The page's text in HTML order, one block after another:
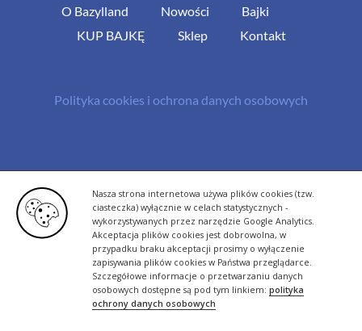
Nasza strona internetowa używa plików cookies (tzw.
ciasteczka) wyłącznie w celach statystycznych -
wykorzystywanych przez narzędzie Google Analytics.
Akceptacja plików cookies jest dobrowolna, w
przypadku braku akceptacji prosimy o wyłączenie
zapisywania plików cookies w Państwa przeglądarce.
Szczegółowe informacje o przetwarzaniu danych
osobowych dostępne są pod tym linkiem: polityka
ochrony danych osobowych
O Bazylland Nowości
Bajki
KUP BAJKĘ
Sklep Kontakt
Polityka cookies i ochrona danych osobowych
rutyna.pl - tworzenie stron www